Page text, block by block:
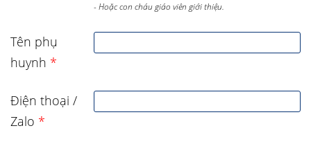
- Hoặc con cháu giáo viên giới thiệu.
Tên phụ
huynh *
Điện thoại /
Zalo *